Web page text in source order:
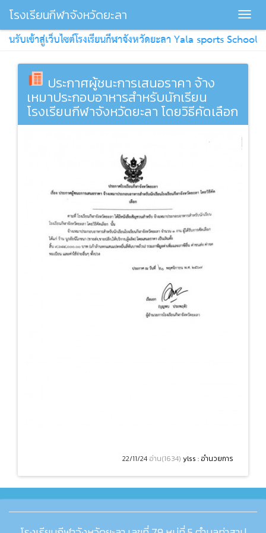
รับเข้าสู่เว็บไซต์โรงเรียนกีฬาจังหวัดยะลา Yala sports School
โรงเรียนกีฬาจังหวัดยะลา
ประกาศผู้ชนะการเสนอราคา จ้าง
เหมาประกอบอาหารสำหรับนักเรียน
โรงเรียนกีฬาจังหวัดยะลา โดยวิธีคัดเลือก
22/11/24 อ่าน(1634) ylss : อำนวยการ